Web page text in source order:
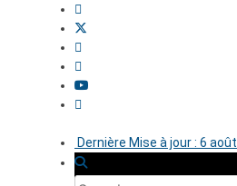
Dernière Mise à jour : 6